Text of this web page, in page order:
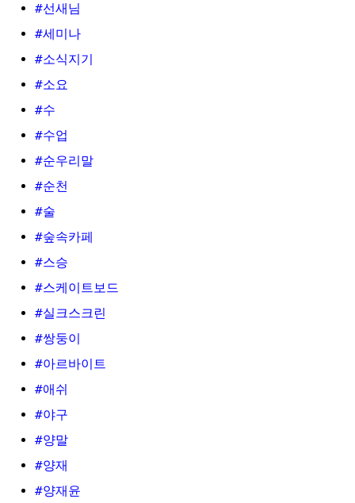
#선새님
#세미나
#소식지기
#소요
#수
#수업
#순우리말
#순천
#술
#숲속카페
#스승
#스케이트보드
#실크스크린
#쌍둥이
#아르바이트
#애쉬
#야구
#양말
#양재
#양재윤